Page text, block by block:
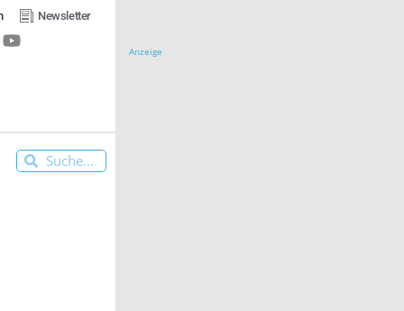
Newsletter
Anzeige